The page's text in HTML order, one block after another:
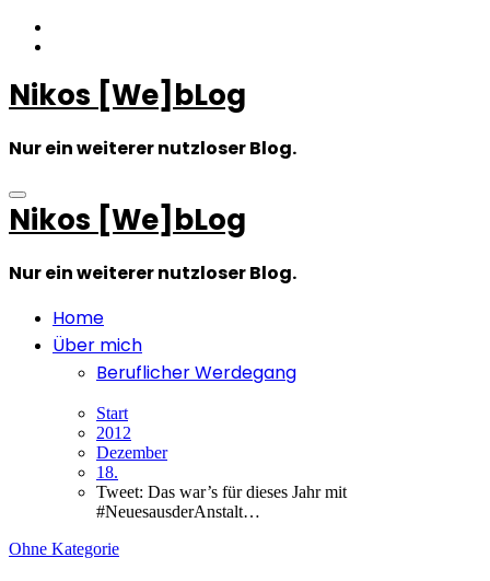
Zum
Inhalt
Nikos [We]bLog
Nur ein weiterer nutzloser Blog.
Nikos [We]bLog
Nur ein weiterer nutzloser Blog.
Home
Über mich
Beruflicher Werdegang
Start
2012
Dezember
18.
Tweet: Das war’s für dieses Jahr mit
#NeuesausderAnstalt…
Ohne Kategorie